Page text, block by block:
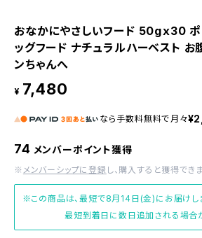
おなかにやさしいフード 50gｘ30
ッグフード ナチュラルハーベスト お
ンちゃんへ
¥ 7,480
なら 手数料無料で 月々
74 メンバーポイント獲得
※ メンバーシップに登録 し、購入すると獲得できま
※この商品は、最短で8月14日(金)にお届けしま
最短到着日に数日追加される場合が